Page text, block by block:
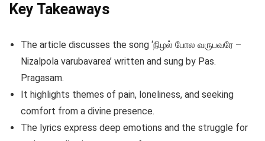
Key Takeaways
The article discusses the song ‘நிழல் போல வருபவரே –
Nizalpola varubavarea’ written and sung by Pas.
Pragasam.
It highlights themes of pain, loneliness, and seeking
comfort from a divine presence.
The lyrics express deep emotions and the struggle for